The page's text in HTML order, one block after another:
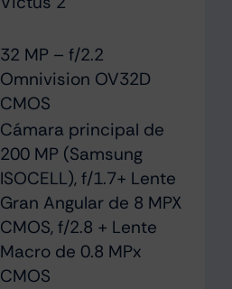
32 MP – f/2.2
Omnivision OV32D
CMOS
Cámara principal de
200 MP (Samsung
ISOCELL), f/1.7+ Lente
Gran Angular de 8 MPX
CMOS, f/2.8 + Lente
Macro de 0.8 MPx
CMOS